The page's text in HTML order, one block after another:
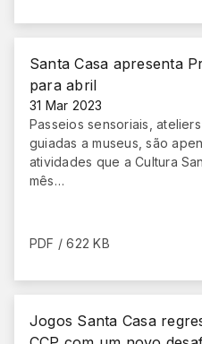
Santa Casa apresenta
para abril
31 Mar 2023
Passeios sensoriais,
guiadas a museus, são
atividades que a Cultura
mês…
PDF / 622 KB
Jogos Santa Casa